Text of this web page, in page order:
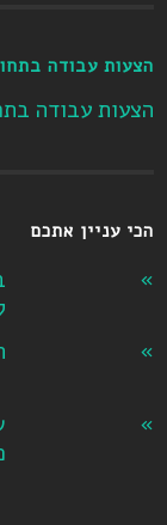
הצעות עבודה
הצעות עבודה
הכי עניין אתכם